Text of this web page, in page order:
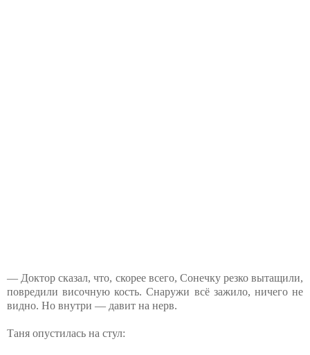
— Доктор сказал, что, скорее всего, Сонечку резко вытащили,
повредили височную кость. Снаружи всё зажило, ничего не
видно. Но внутри — давит на нерв.
Таня опустилась на стул: